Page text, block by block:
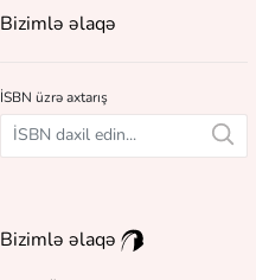
Bizimlə əlaqə
İSBN üzrə axtarış
Bizimlə əlaqə